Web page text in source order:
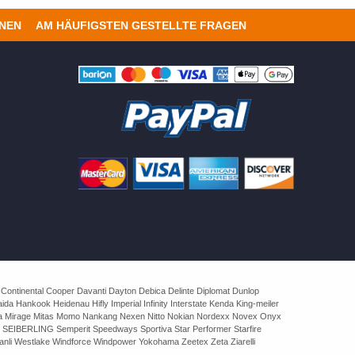
AM HÄUFIGSTEN GESTELLTE FRAGEN
Cooper Davanti Dayton Debica Delinte Diplomat Dunlop
Hankook Heidenau Hifly Imperial Infinity Interstate Kenda King-meiler
Mitas Momo Nankang Nexen Nitto Nokian Nordexx Novex Onyx
Semperit Speedways Sportiva Star Performer Starfire
Westlake Windforce Windpower Yokohama Zeetex Zeta Ziarelli